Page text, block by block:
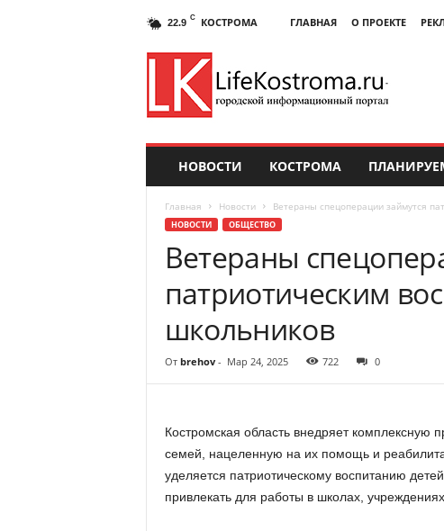
22.9 C КОСТРОМА ГЛАВНАЯ О ПРОЕКТЕ
НОВОСТИ КОСТРОМА
Главная Новости Ветераны спецоперации займутся
НОВОСТИ ОБЩЕСТВО
Ветераны
патриотическим
школьников
От brehov- Мар 24, 2025 722 0
Костромская область внедряет
семей, нацеленную на их помощь и
уделяется патриотическому воспитанию
привлекать для работы в школах,